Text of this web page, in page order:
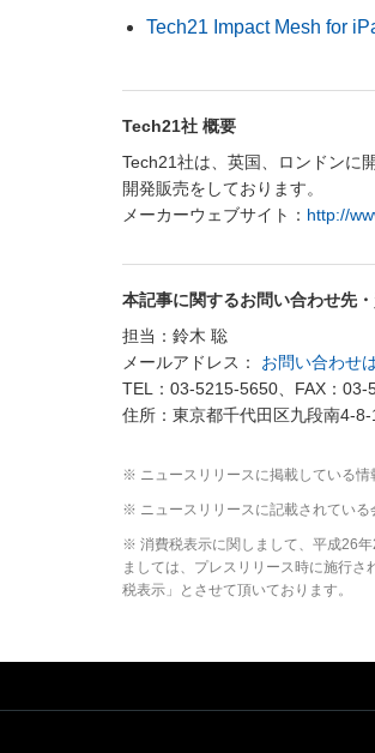
Tech21 Impact Mesh for
Tech21社 概要
Tech21社は、英国、ロンドンに
開発販売をしております。
メーカーウェブサイト： http://
本記事に関するお問い合わせ先
担当：鈴木 聡
メールアドレス： お問い合わせ
TEL：03-5215-5650、FAX：03-
住所：東京都千代田区九段南4-
※ ニュースリリースに掲載している情
※ ニュースリリースに記載されている
※ 消費税表示に関しまして、平成26
ましては、プレスリリース時に施行
税表示」とさせて頂いております。